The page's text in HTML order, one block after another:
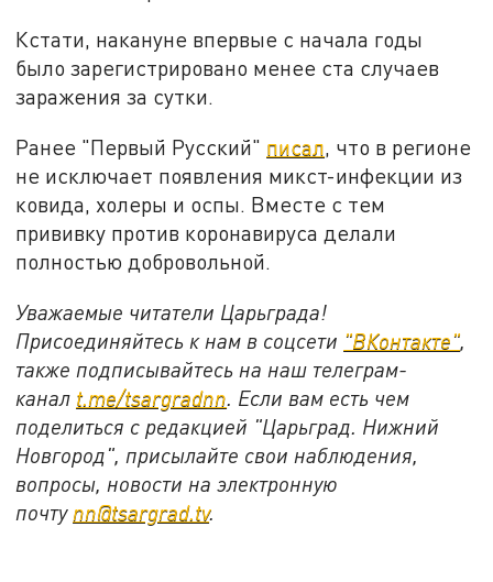
Кстати, накануне впервые с начала годы
было зарегистрировано менее ста случаев
заражения за сутки.
Ранее "Первый Русский" писал, что в регионе
не исключает появления микст-инфекции из
ковида, холеры и оспы. Вместе с тем
прививку против коронавируса делали
полностью добровольной.
Уважаемые читатели Царьграда!
Присоединяйтесь к нам в соцсети "ВКонтакте",
также подписывайтесь на наш телеграм-
канал t.me/tsargradnn. Если вам есть чем
поделиться с редакцией "Царьград. Нижний
Новгород", присылайте свои наблюдения,
вопросы, новости на электронную
почту nn@tsargrad.tv.